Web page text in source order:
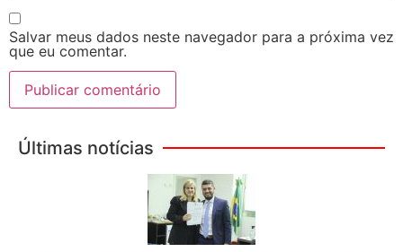
Salvar meus dados neste navegador para a próxima vez
que eu comentar.
Últimas notícias